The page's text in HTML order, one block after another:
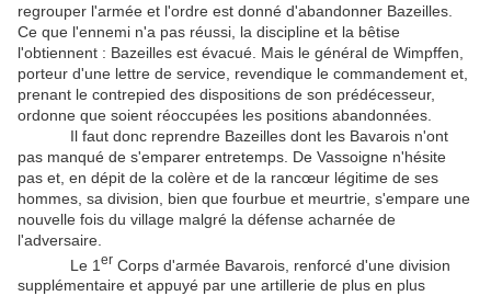
regrouper l'armée et l'ordre est donné d'abandonner Bazeilles.
Ce que l'ennemi n'a pas réussi, la discipline et la bêtise
l'obtiennent : Bazeilles est évacué. Mais le général de Wimpffen,
porteur d'une lettre de service, revendique le commandement et,
prenant le contrepied des dispositions de son prédécesseur,
ordonne que soient réoccupées les positions abandonnées.
Il faut donc reprendre Bazeilles dont les Bavarois n'ont
pas manqué de s'emparer entretemps. De Vassoigne n'hésite
pas et, en dépit de la colère et de la rancœur légitime de ses
hommes, sa division, bien que fourbue et meurtrie, s'empare une
nouvelle fois du village malgré la défense acharnée de
l'adversaire.
Le 1 er Corps d'armée Bavarois, renforcé d'une division
supplémentaire et appuyé par une artillerie de plus en plus